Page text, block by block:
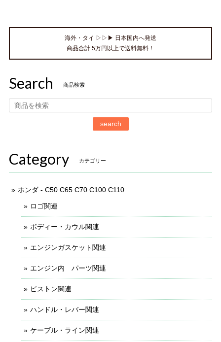
海外・タイ ▷▷▶ 日本国内へ発送
商品合計 5万円以上で送料無料！
Search 商品検索
search
Category カテゴリー
ホンダ - C50 C65 C70 C100 C110
ロゴ関連
ボディー・カウル関連
エンジンガスケット関連
エンジン内 パーツ関連
ピストン関連
ハンドル・レバー関連
ケーブル・ライン関連